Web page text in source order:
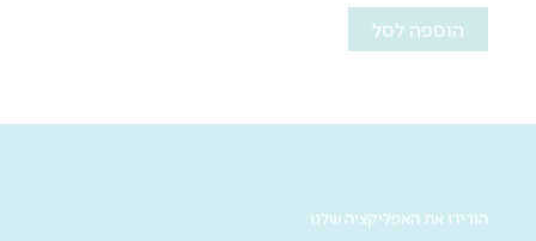
הוספה לסל
הורידו את האפליקציה שלנו